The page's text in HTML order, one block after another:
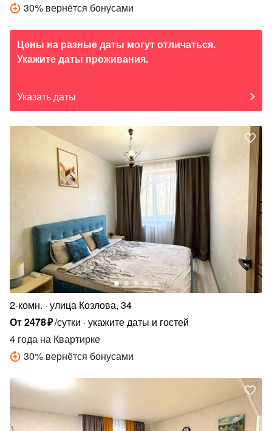
30% вернётся бонусами
Цены на разные даты могут отличаться.
Укажите даты проживания.
Указать даты
2-комн. улица Козлова, 34
От2478₽/сутки укажите даты и гостей
4 года на Квартирке
30% вернётся бонусами